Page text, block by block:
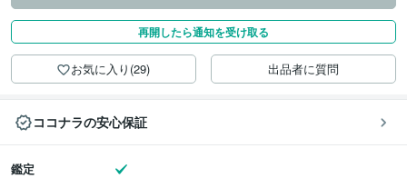
再開したら通知を受け取る
お気に入り(29) 出品者に質問
ココナラの安心保証
鑑定